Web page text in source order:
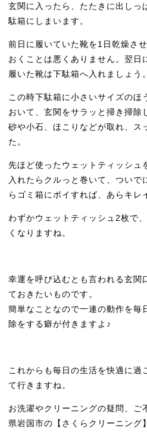
玄関に入ったら、たたきに出しっ
駄箱にしまいます。
前日に履いていた靴を1日乾燥さ
おくことは悪くありません。翌日
履いた靴は下駄箱へ入れましょう。
この時下駄箱に小さいサイズのほ
おいて、玄関をサラッと掃き掃除
砂や小石、ほこりなどが取れ、ス
た。
先ほど使ったウェットティッシュ
入れたらクルっと巻いて、ついで
らゴミ箱にポイすれば、あらキレ
わずかウェットティッシュ2枚で
くなりますね。
幸運を呼び込むとも言われる玄関
ておきたいものです。
簡単なことなので一連の動作を毎
除をする癖が付きますよ♪
これからも毎日の生活を快適に過
て行きますね。
お洗濯やクリーニングの疑問、ご
県岩国市の【さくらクリーニン